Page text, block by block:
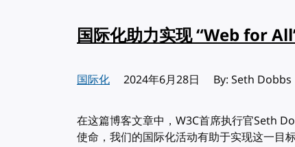
国际化助力实现 “Web for
国际化 发布:
2024年6月28日 By: Seth Dobbs
在这篇博客文章中，W3C首席执行官Seth
使命，我们的国际化活动有助于实现这一目标